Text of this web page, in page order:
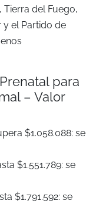
Tierra del Fuego,
y el Partido de
para
– Valor
$1.058.088: se
$1.551.789: se
$1.791.592: se